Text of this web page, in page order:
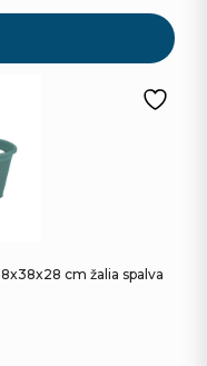
cm žalia spalva